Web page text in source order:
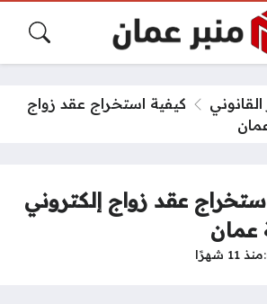
القانوني
كيفية استخراج عقد زواج
عقد زواج إلكتروني
عمان
منذ 11 شهرًا